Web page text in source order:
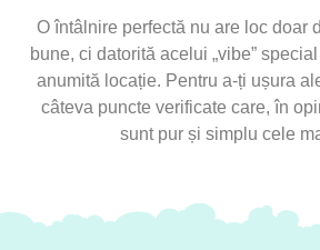
O întâlnire perfectă nu are loc doar
bune, ci datorită acelui „vibe”
anumită locație. Pentru a-ți ușura
câteva puncte verificate care, în
sunt pur și simplu cele